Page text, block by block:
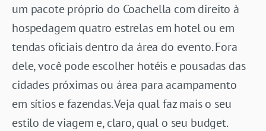
um pacote próprio do Coachella com direito à
hospedagem quatro estrelas em hotel ou em
tendas oficiais dentro da área do evento. Fora
dele, você pode escolher hotéis e pousadas das
cidades próximas ou área para acampamento
em sítios e fazendas. Veja qual faz mais o seu
estilo de viagem e, claro, qual o seu budget.